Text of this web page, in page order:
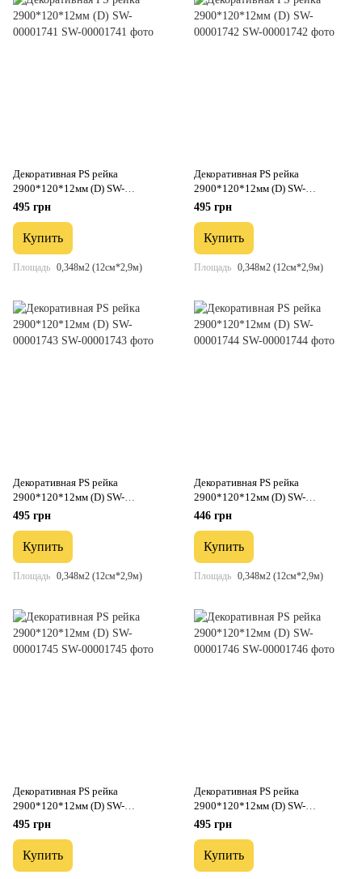
Декоративная PS рейка
2900*120*12мм (D) SW-
00001741
495 грн
Купить
Площадь 0,348м2 (12см*2,9м)
Декоративная PS рейка
2900*120*12мм (D) SW-
00001742
495 грн
Купить
Площадь 0,348м2 (12см*2,9м)
Декоративная PS рейка
2900*120*12мм (D) SW-
00001743
495 грн
Купить
Площадь 0,348м2 (12см*2,9м)
Декоративная PS рейка
2900*120*12мм (D) SW-
00001744
446 грн
Купить
Площадь 0,348м2 (12см*2,9м)
Декоративная PS рейка
2900*120*12мм (D) SW-
00001745
495 грн
Купить
Декоративная PS рейка
2900*120*12мм (D) SW-
00001746
495 грн
Купить